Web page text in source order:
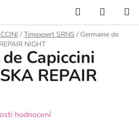
Hledat
KOŠÍK
/ Timexpert SRNS / Germaine de
NIGHT
Capiccini
REPAIR
hodnocení